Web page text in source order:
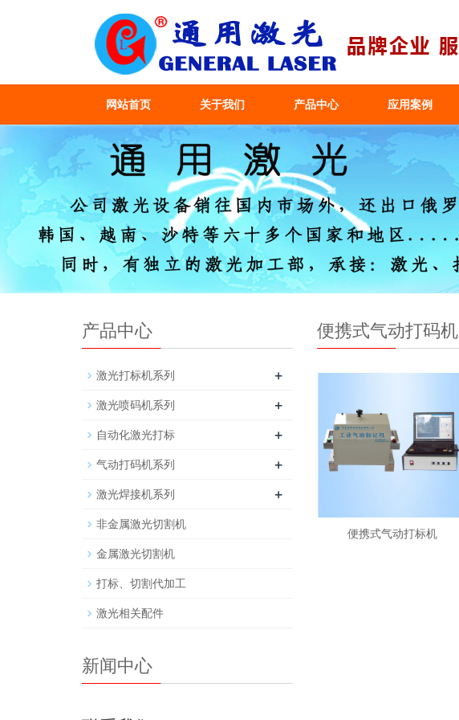
网站首页 关于我们 产品中心 应用案例
便携式气动打码机
便携式气动打标机
产品中心
激光打标机系列 +
激光喷码机系列 +
自动化激光打标 +
气动打码机系列 +
激光焊接机系列 +
非金属激光切割机
金属激光切割机
打标、切割代加工
激光相关配件
新闻中心